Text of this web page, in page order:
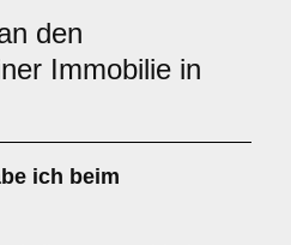
den
Immobilie in
ich beim